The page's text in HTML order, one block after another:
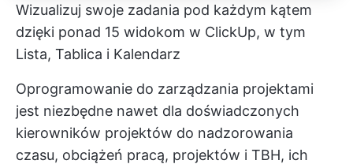
Wizualizuj swoje zadania pod każdym kątem
dzięki ponad 15 widokom w ClickUp, w tym
Lista, Tablica i Kalendarz
Oprogramowanie do zarządzania projektami
jest niezbędne nawet dla doświadczonych
kierowników projektów do nadzorowania
czasu, obciążeń pracą, projektów i TBH, ich